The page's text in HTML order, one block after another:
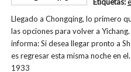
Llegado a Chongqing, lo primero
las opciones para volver a
informa: Si desea llegar pronto a
es regresar esta misma noche en
1933